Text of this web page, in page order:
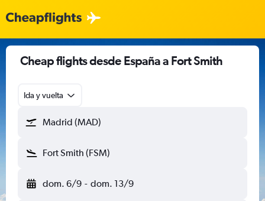
Cheap flights desde España a Fort Smith
Ida y vuelta
Madrid (MAD)
Fort Smith (FSM)
dom. 6/9 - dom. 13/9